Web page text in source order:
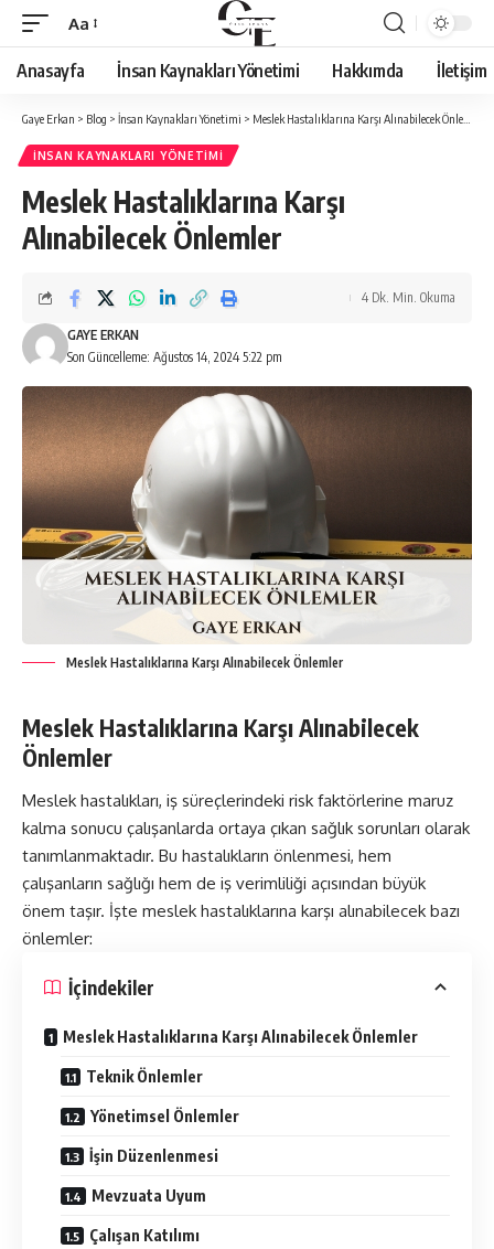
Font
Resizer
Aa
Anasayfa İnsan Kaynakları Yönetimi Hakkımda İletişim
Gaye Erkan > Blog > İnsan Kaynakları Yönetimi > Meslek Hastalıklarına Karşı Alınabilecek Önlemler
İNSAN KAYNAKLARI YÖNETIMI
Meslek Hastalıklarına Karşı
Alınabilecek Önlemler
Son Güncelleme: Ağustos 14, 2024 5:22 pm
GAYE ERKAN
4 Dk. Min. Okuma
Meslek Hastalıklarına Karşı Alınabilecek Önlemler
Meslek Hastalıklarına Karşı Alınabilecek
Önlemler
Meslek hastalıkları, iş süreçlerindeki risk faktörlerine maruz
kalma sonucu çalışanlarda ortaya çıkan sağlık sorunları olarak
tanımlanmaktadır. Bu hastalıkların önlenmesi, hem
çalışanların sağlığı hem de iş verimliliği açısından büyük
önem taşır. İşte meslek hastalıklarına karşı alınabilecek bazı
önlemler:
İçindekiler
Meslek Hastalıklarına Karşı Alınabilecek Önlemler
Teknik Önlemler
Yönetimsel Önlemler
İşin Düzenlenmesi
Mevzuata Uyum
Çalışan Katılımı